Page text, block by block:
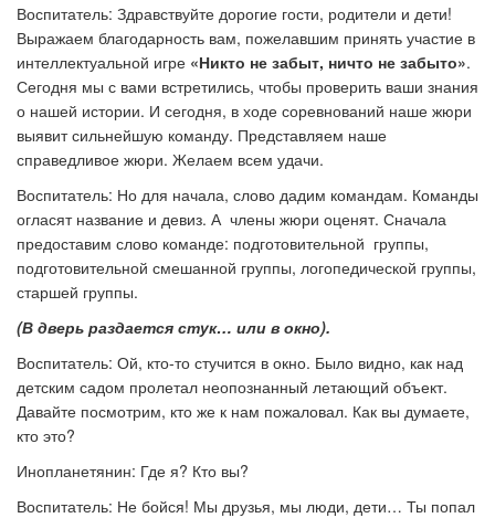
Воспитатель: Здравствуйте дорогие гости, родители и дети!
Выражаем благодарность вам, пожелавшим принять участие в
интеллектуальной игре «Никто не забыт, ничто не забыто».
Сегодня мы с вами встретились, чтобы проверить ваши знания
о нашей истории. И сегодня, в ходе соревнований наше жюри
выявит сильнейшую команду. Представляем наше
справедливое жюри. Желаем всем удачи.
Воспитатель: Но для начала, слово дадим командам. Команды
огласят название и девиз. А члены жюри оценят. Сначала
предоставим слово команде: подготовительной группы,
подготовительной смешанной группы, логопедической группы,
старшей группы.
(В дверь раздается стук… или в окно).
Воспитатель: Ой, кто-то стучится в окно. Было видно, как над
детским садом пролетал неопознанный летающий объект.
Давайте посмотрим, кто же к нам пожаловал. Как вы думаете,
кто это?
Инопланетянин: Где я? Кто вы?
Воспитатель: Не бойся! Мы друзья, мы люди, дети… Ты попал